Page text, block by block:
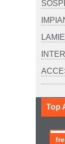
Top